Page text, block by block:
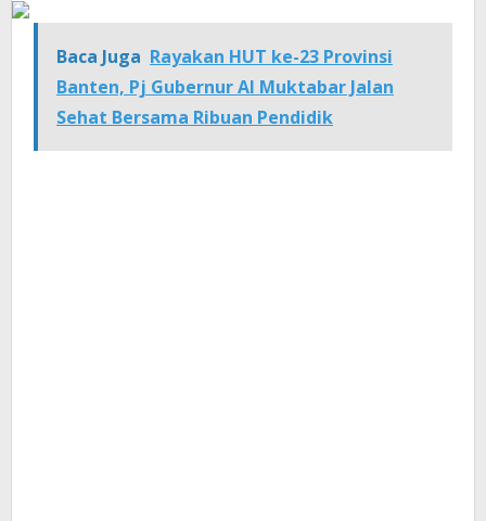
Baca Juga Rayakan HUT ke-23 Provinsi
Banten, Pj Gubernur Al Muktabar Jalan
Sehat Bersama Ribuan Pendidik